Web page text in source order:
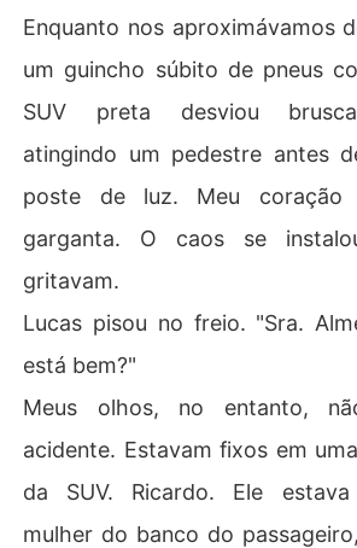
Enquanto nos aproximávamos
um guincho súbito de pneus
SUV preta desviou
atingindo um pedestre antes
poste de luz. Meu coração
garganta. O caos se
gritavam.
Lucas pisou no freio. "Sra.
está bem?"
Meus olhos, no entanto,
acidente. Estavam fixos em
da SUV. Ricardo. Ele
mulher do banco do